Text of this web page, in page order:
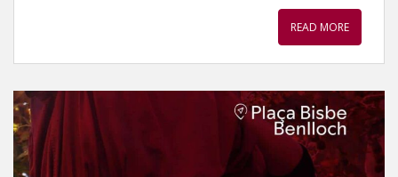
READ MORE